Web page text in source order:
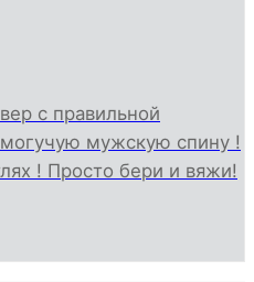
с правильной
мужскую спину !
! Просто бери и вяжи!